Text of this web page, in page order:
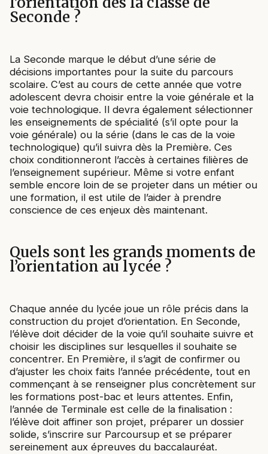
Seconde ?
La Seconde marque le début d’une série de
décisions importantes pour la suite du parcours
scolaire. C’est au cours de cette année que votre
adolescent devra choisir entre la voie générale et la
voie technologique. Il devra également sélectionner
les enseignements de spécialité (s’il opte pour la
voie générale) ou la série (dans le cas de la voie
technologique) qu’il suivra dès la Première. Ces
choix conditionneront l’accès à certaines filières de
l’enseignement supérieur. Même si votre enfant
semble encore loin de se projeter dans un métier ou
une formation, il est utile de l’aider à prendre
conscience de ces enjeux dès maintenant.
Quels sont les grands moments de
l’orientation au lycée ?
Chaque année du lycée joue un rôle précis dans la
construction du projet d’orientation. En Seconde,
l’élève doit décider de la voie qu’il souhaite suivre et
choisir les disciplines sur lesquelles il souhaite se
concentrer. En Première, il s’agit de confirmer ou
d’ajuster les choix faits l’année précédente, tout en
commençant à se renseigner plus concrètement sur
les formations post-bac et leurs attentes. Enfin,
l’année de Terminale est celle de la finalisation :
l’élève doit affiner son projet, préparer un dossier
solide, s’inscrire sur Parcoursup et se préparer
sereinement aux épreuves du baccalauréat.